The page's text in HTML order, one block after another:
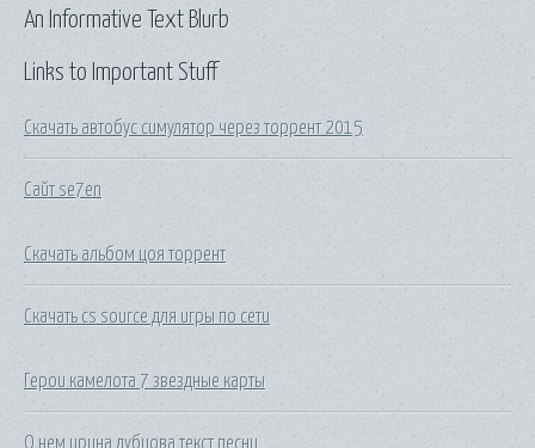
Links to Important Stuff
Скачать автобус симулятор через торрент 2015
Сайт se7en
Скачать альбом цоя торрент
Скачать cs source для игры по сети
Герои камелота 7 звездные карты
О нем ирина дубцова текст песни
An Informative Text Blurb